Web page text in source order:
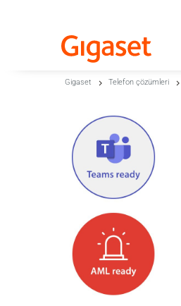
Skip to main content
Dil seçimine atla
Skip to Cookie Configuration
Shift+Alt+C
Customer Account
Gigaset Telefon çözümleri